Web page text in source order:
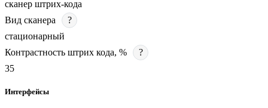
сканер штрих-кода
Вид сканера
?
стационарный
Контрастность штрих кода, %
?
35
Интерфейсы